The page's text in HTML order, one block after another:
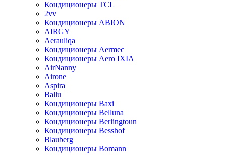
Кондиционеры TCL
2vv
Кондиционеры ABION
AIRGY
Aerauliqa
Кондиционеры Aermec
Кондиционеры Aero IXIA
AirNanny
Airone
Aspira
Ballu
Кондиционеры Baxi
Кондиционеры Belluna
Кондиционеры Berlingtoun
Кондиционеры Besshof
Blauberg
Кондиционеры Bomann